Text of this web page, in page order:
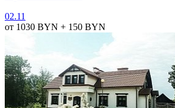
02.11
от 1030 BYN + 150 BYN